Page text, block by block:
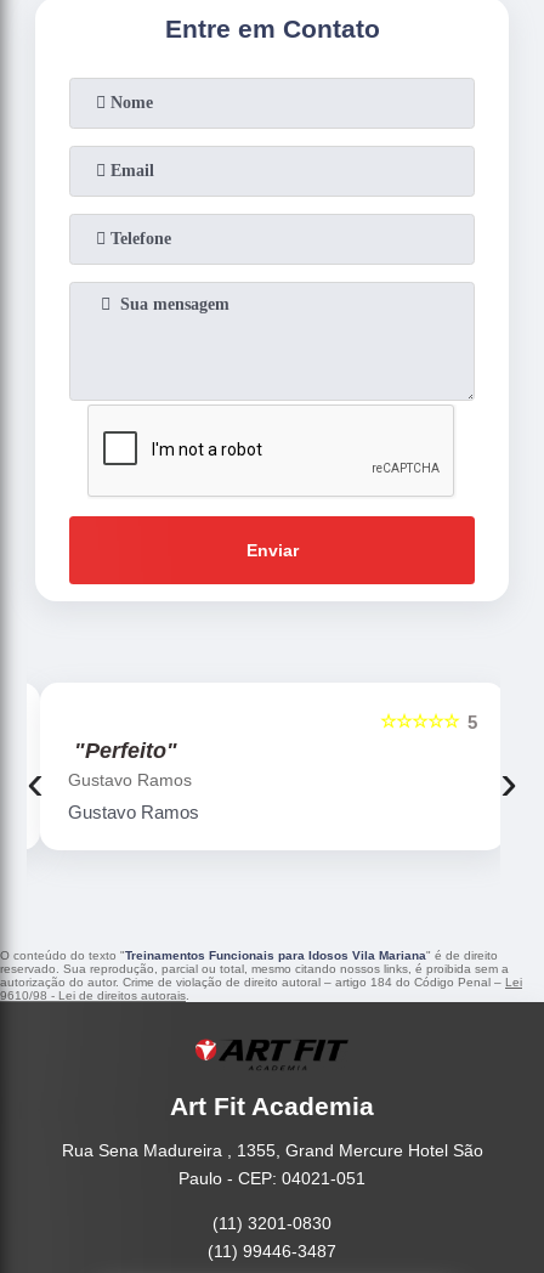
Entre em Contato
Enviar
5
☆☆☆☆☆
"Perfeito"
Gustavo Ramos
Gustavo Ramos
‹ ›
O conteúdo do texto "Treinamentos Funcionais para Idosos Vila Mariana" é de direito
reservado. Sua reprodução, parcial ou total, mesmo citando nossos links, é proibida sem a
autorização do autor. Crime de violação de direito autoral – artigo 184 do Código Penal – Lei
9610/98 - Lei de direitos autorais
Art Fit Academia
Rua Sena Madureira , 1355, Grand Mercure Hotel São
Paulo - CEP: 04021-051
(11) 3201-0830
(11) 99446-3487